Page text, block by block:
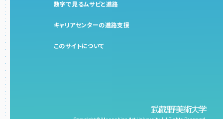
数字で見るムサビと進路
キャリアセンターの進路支援
このサイトについて